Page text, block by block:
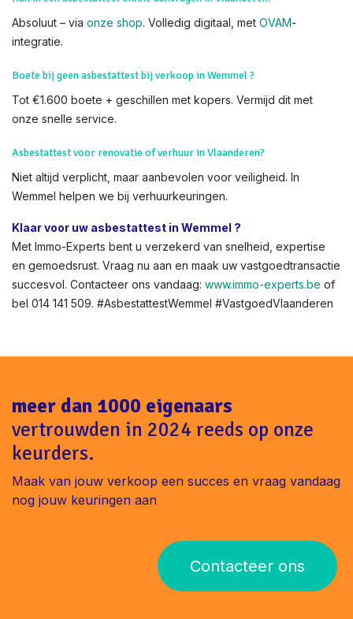
Asbestattest en EPC: moet ik beide hebben bij verkoop?
Ja, combineer voor een compleet pakket
. Bij ons vanaf €159
Kan ik een asbestattest online aanvragen in Vlaanderen?
Absoluut – via
onze shop . Volledig digitaal, met OVAM
Boete bij geen asbestattest bij verkoop in Wemmel ?
Tot €1.600 boete + geschillen met kopers. Vermijd dit met
onze snelle service.
Asbestattest voor renovatie of verhuur in Vlaanderen?
Niet altijd verplicht, maar aanbevolen voor veiligheid. In
succesvol. Contacteer ons vandaag:www.immo-experts.be
bel 014 141 509. #AsbestattestWemmel #VastgoedVlaanderen
vertrouwden in 2024 reeds op onze